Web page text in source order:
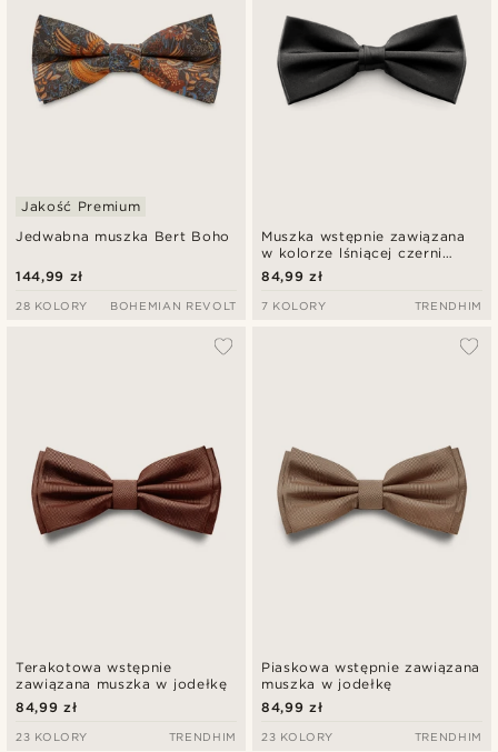
Jedwabna muszka Bert Boho
Jakość Premium
144,99 zł
28 KOLORY BOHEMIAN REVOLT
Muszka wstępnie zawiązana
w kolorze lśniącej czerni
Basic
84,99 zł
7 KOLORY TRENDHIM
Terakotowa wstępnie
zawiązana muszka w jodełkę
84,99 zł
23 KOLORY TRENDHIM
Piaskowa wstępnie zawiązana
muszka w jodełkę
84,99 zł
23 KOLORY TRENDHIM